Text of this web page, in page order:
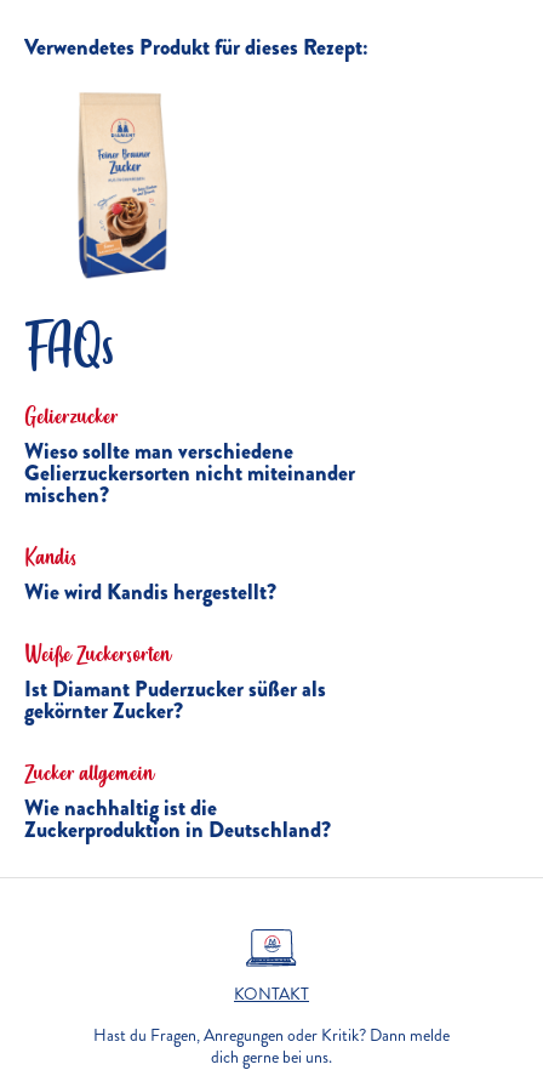
Verwendetes Produkt für dieses Rezept:
FAQs
Gelierzucker
Wieso sollte man verschiedene
Gelierzuckersorten nicht miteinander
mischen?
Kandis
Wie wird Kandis hergestellt?
Weiße Zuckersorten
Ist Diamant Puderzucker süßer als
gekörnter Zucker?
Zucker allgemein
Wie nachhaltig ist die
Zuckerproduktion in Deutschland?
KONTAKT
Hast du Fragen, Anregungen oder Kritik? Dann melde
dich gerne bei uns.